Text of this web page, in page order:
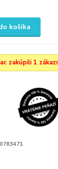
košíka
zakúpili 1